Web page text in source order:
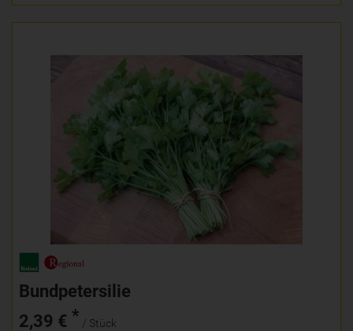
Bundpetersilie
2,39 € * / Stück